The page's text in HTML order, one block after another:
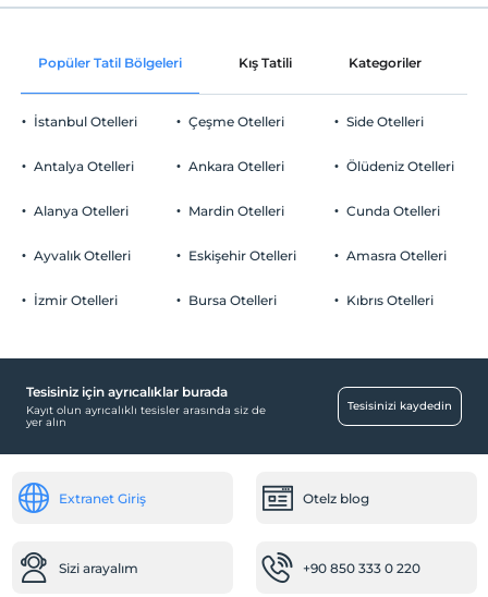
Ortak alanlar ve tüm odalar
Otopark
Ücretsiz Halka Açık Otopark
Aktiviteler
Check/in
Check/out
En geç saat 12:00 ve öncesi
Evcil Hayvan
2 yaşına kadar olan bebekler ücretsizdir.
Popüler Tatil Bölgeleri Kış Tatili Kategoriler
İstanbul Otelleri
Antalya Otelleri
Alanya Otelleri
Ayvalık Otelleri
İzmir Otelleri
Çeşme Otelleri
Ankara Otelleri
Mardin Otelleri
Eskişehir Otelleri
Bursa Otelleri
Side Otelleri
Ölüdeniz Otelleri
Cunda Otelleri
Amasra Otelleri
Kıbrıs Otelleri
Tesisiniz için ayrıcalıklar burada
Kayıt olun ayrıcalıklı tesisler arasında siz de
yer alın
Tesisinizi kaydedin
Extranet Giriş Otelz blog
Sizi arayalım +90 850 333 0 220